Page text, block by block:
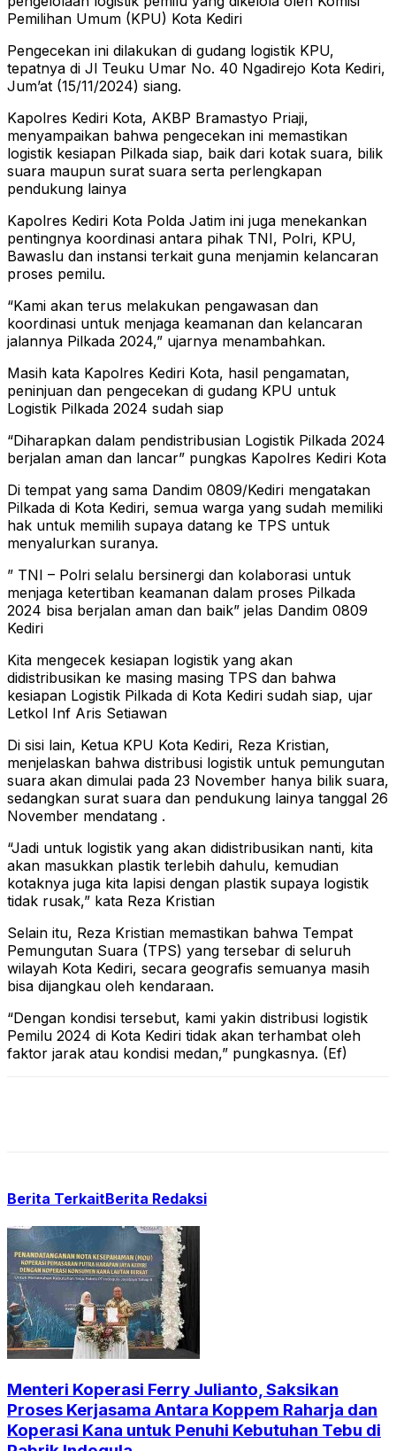
Pemilihan Umum (KPU) Kota Kediri
Pengecekan ini dilakukan di gudang logistik KPU,
tepatnya di Jl Teuku Umar No. 40 Ngadirejo Kota Kediri,
Jum’at (15/11/2024) siang.
Kapolres Kediri Kota, AKBP Bramastyo Priaji,
menyampaikan bahwa pengecekan ini memastikan
logistik kesiapan Pilkada siap, baik dari kotak suara, bilik
suara maupun surat suara serta perlengkapan
pendukung lainya
Kapolres Kediri Kota Polda Jatim ini juga menekankan
pentingnya koordinasi antara pihak TNI, Polri, KPU,
Bawaslu dan instansi terkait guna menjamin kelancaran
proses pemilu.
“Kami akan terus melakukan pengawasan dan
koordinasi untuk menjaga keamanan dan kelancaran
jalannya Pilkada 2024,” ujarnya menambahkan.
Masih kata Kapolres Kediri Kota, hasil pengamatan,
peninjuan dan pengecekan di gudang KPU untuk
Logistik Pilkada 2024 sudah siap
“Diharapkan dalam pendistribusian Logistik Pilkada 2024
berjalan aman dan lancar” pungkas Kapolres Kediri Kota
Di tempat yang sama Dandim 0809/Kediri mengatakan
Pilkada di Kota Kediri, semua warga yang sudah memiliki
hak untuk memilih supaya datang ke TPS untuk
menyalurkan suranya.
” TNI – Polri selalu bersinergi dan kolaborasi untuk
menjaga ketertiban keamanan dalam proses Pilkada
2024 bisa berjalan aman dan baik” jelas Dandim 0809
Kediri
Kita mengecek kesiapan logistik yang akan
didistribusikan ke masing masing TPS dan bahwa
kesiapan Logistik Pilkada di Kota Kediri sudah siap, ujar
Letkol Inf Aris Setiawan
Di sisi lain, Ketua KPU Kota Kediri, Reza Kristian,
menjelaskan bahwa distribusi logistik untuk pemungutan
suara akan dimulai pada 23 November hanya bilik suara,
sedangkan surat suara dan pendukung lainya tanggal 26
November mendatang .
“Jadi untuk logistik yang akan didistribusikan nanti, kita
akan masukkan plastik terlebih dahulu, kemudian
kotaknya juga kita lapisi dengan plastik supaya logistik
tidak rusak,” kata Reza Kristian
Selain itu, Reza Kristian memastikan bahwa Tempat
Pemungutan Suara (TPS) yang tersebar di seluruh
wilayah Kota Kediri, secara geografis semuanya masih
bisa dijangkau oleh kendaraan.
“Dengan kondisi tersebut, kami yakin distribusi logistik
Pemilu 2024 di Kota Kediri tidak akan terhambat oleh
faktor jarak atau kondisi medan,” pungkasnya. (Ef)
Berita TerkaitBerita Redaksi
Menteri Koperasi Ferry Julianto, Saksikan
Proses Kerjasama Antara Koppem Raharja dan
Koperasi Kana untuk Penuhi Kebutuhan Tebu di